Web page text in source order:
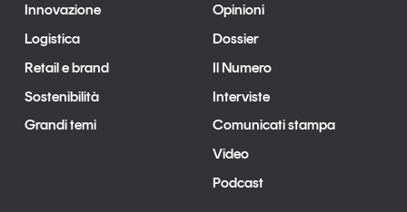
Innovazione
Logistica
Retail e brand
Sostenibilità
Grandi temi
Opinioni
Dossier
Il Numero
Interviste
Comunicati stampa
Video
Podcast